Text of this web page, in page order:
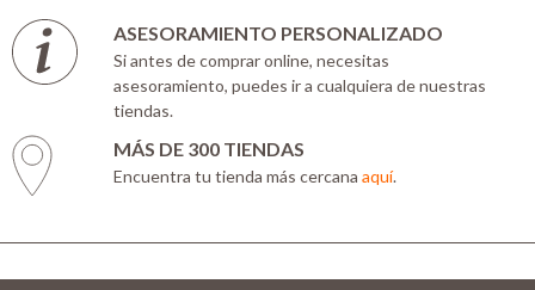
ASESORAMIENTO PERSONALIZADO
Si antes de comprar online, necesitas
asesoramiento, puedes ir a cualquiera de nuestras
tiendas.
MÁS DE 300 TIENDAS
Encuentra tu tienda más cercana aquí.